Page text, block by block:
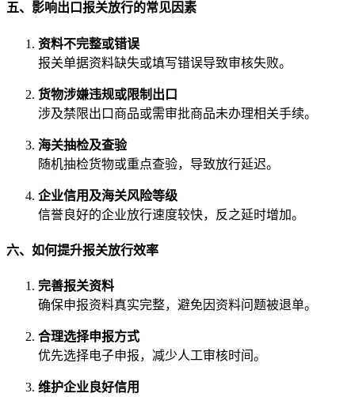
五、影响出口报关放行的常见因素
资料不完整或错误
报关单据资料缺失或填写错误导致审核失败。
货物涉嫌违规或限制出口
涉及禁限出口商品或需审批商品未办理相关手续。
海关抽检及查验
随机抽检货物或重点查验，导致放行延迟。
企业信用及海关风险等级
信誉良好的企业放行速度较快，反之延时增加。
六、如何提升报关放行效率
完善报关资料
确保申报资料真实完整，避免因资料问题被退单。
合理选择申报方式
优先选择电子申报，减少人工审核时间。
维护企业良好信用